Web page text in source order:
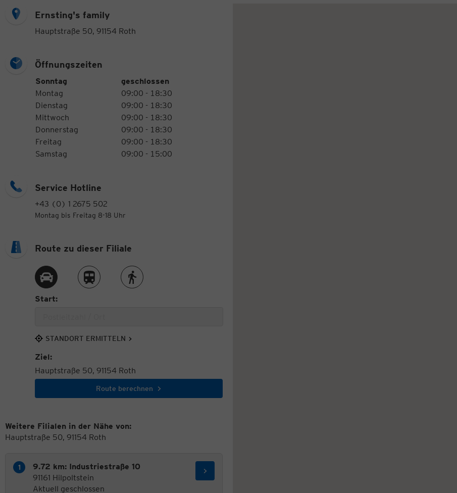
Ernsting's family
Hauptstraße 50, 91154 Roth
Öffnungszeiten
Öffnungszeiten
Wochentag
Sonntag
geschlossen
Montag
09:00 - 18:30
Dienstag
09:00 - 18:30
Mittwoch
09:00 - 18:30
Donnerstag
09:00 - 18:30
Freitag
09:00 - 18:30
Samstag
09:00 - 15:00
Service Hotline
+43 (0) 1 2675 502
Montag bis Freitag 8-18 Uhr
Route zu dieser Filiale
Route per AutoRoute per ZugRoute zu Fuß
Start:
STANDORT ERMITTELN
Ziel:
Hauptstraße 50, 91154 Roth
Route berechnen
Weitere Filialen in der Nähe von:
Hauptstraße 50, 91154 Roth
9.72 km: Industriestraße 10
91161 Hilpoltstein
Aktuell geschlossen